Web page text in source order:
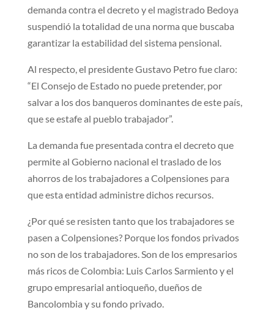
demanda contra el decreto y el magistrado Bedoya
suspendió la totalidad de una norma que buscaba
garantizar la estabilidad del sistema pensional.
Al respecto, el presidente Gustavo Petro fue claro:
“El Consejo de Estado no puede pretender, por
salvar a los dos banqueros dominantes de este país,
que se estafe al pueblo trabajador”.
La demanda fue presentada contra el decreto que
permite al Gobierno nacional el traslado de los
ahorros de los trabajadores a Colpensiones para
que esta entidad administre dichos recursos.
¿Por qué se resisten tanto que los trabajadores se
pasen a Colpensiones? Porque los fondos privados
no son de los trabajadores. Son de los empresarios
más ricos de Colombia: Luis Carlos Sarmiento y el
grupo empresarial antioqueño, dueños de
Bancolombia y su fondo privado.